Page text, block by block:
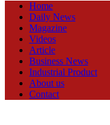
Home
Daily News
Magazine
Videos
Article
Business News
Industrial Product
About us
Contact